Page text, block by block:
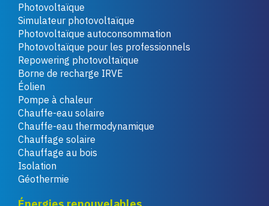
Photovoltaïque
Simulateur photovoltaïque
Photovoltaïque autoconsommation
Photovoltaïque pour les professionnels
Repowering photovoltaïque
Borne de recharge IRVE
Éolien
Pompe à chaleur
Chauffe-eau solaire
Chauffe-eau thermodynamique
Chauffage solaire
Chauffage au bois
Isolation
Géothermie